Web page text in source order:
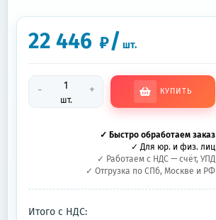
22 446 ₽/ шт.
-
шт.
+ КУПИТЬ
✓ Быстро обработаем заказ
✓ Для юр. и физ. лиц
✓ Работаем с НДС — счёт, УПД
✓ Отгрузка по СПб, Москве и РФ
Итого с НДС: